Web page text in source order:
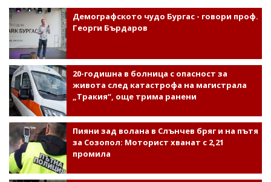
Демографското чудо Бургас - говори проф.
Георги Бърдаров
20-годишна в болница с опасност за
живота след катастрофа на магистрала
„Тракия“, още трима ранени
Пияни зад волана в Слънчев бряг и на пътя
за Созопол: Моторист хванат с 2,21
промила